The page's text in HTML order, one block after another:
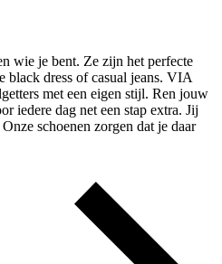
wie je bent. Ze zijn het perfecte
black dress of casual jeans. VIA
met een eigen stijl. Ren jouw
iedere dag net een stap extra. Jij
schoenen zorgen dat je daar